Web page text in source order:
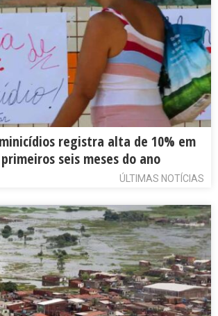
registra alta de 10% em
seis meses do ano
ÚLTIMAS NOTÍCIAS